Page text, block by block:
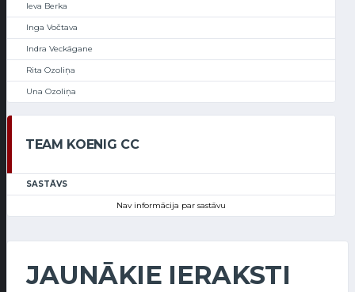
Ieva Berka
Inga Vočtava
Indra Veckāgane
Rita Ozoliņa
Una Ozoliņa
TEAM KOENIG CC
SASTĀVS
Nav informācija par sastāvu
JAUNĀKIE IERAKSTI